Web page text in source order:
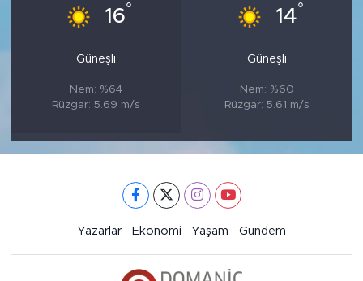
16°
Güneşli
Nem: %64
Rüzgar: 5.69 m/s
14°
Güneşli
Nem: %60
Rüzgar: 5.61 m/s
Yazarlar Ekonomi Yaşam Gündem